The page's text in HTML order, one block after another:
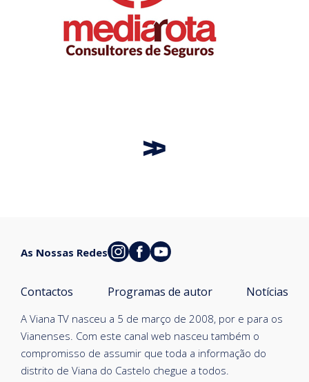
A Viana TV nasceu a 5 de março de 2008, por e para os
Vianenses. Com este canal web nasceu também o
compromisso de assumir que toda a informação do
distrito de Viana do Castelo chegue a todos.
Contactos Programas de autor Notícias
As Nossas Redes